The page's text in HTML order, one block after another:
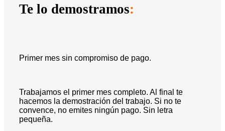
Te lo demostramos:
Primer mes sin compromiso de pago.
Trabajamos el primer mes completo. Al final te
hacemos la demostración del trabajo. Si no te
convence, no emites ningún pago. Sin letra
pequeña.